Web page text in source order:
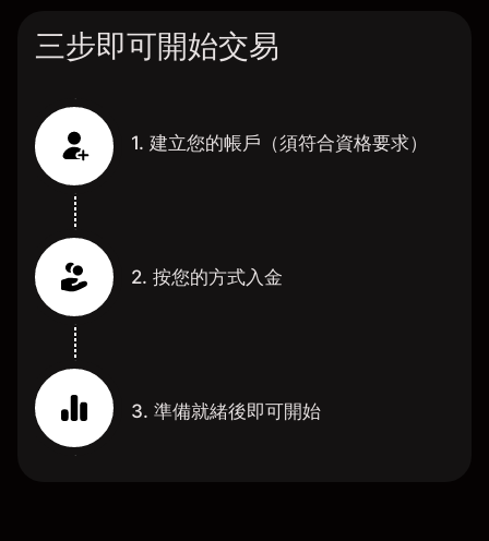
三步即可開始交易
1. 建立您的帳戶（須符合資格要求）
2. 按您的方式入金
3. 準備就緒後即可開始